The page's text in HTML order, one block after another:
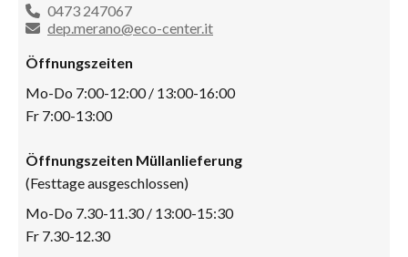
0473 247067
dep.merano@eco-center.it
Öffnungszeiten
Mo-Do 7:00-12:00 / 13:00-16:00
Fr 7:00-13:00
Öffnungszeiten Müllanlieferung
(Festtage ausgeschlossen)
Mo-Do 7.30-11.30 / 13:00-15:30
Fr 7.30-12.30